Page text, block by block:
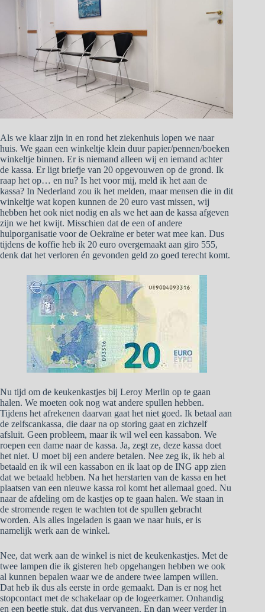
Als we klaar zijn in en rond het ziekenhuis lopen we naar
huis. We gaan een winkeltje klein duur papier/pennen/boeken
winkeltje binnen. Er is niemand alleen wij en iemand achter
de kassa. Er ligt briefje van 20 opgevouwen op de grond. Ik
raap het op… en nu? Is het voor mij, meld ik het aan de
kassa? In Nederland zou ik het melden, maar mensen die in dit
winkeltje wat kopen kunnen de 20 euro vast missen, wij
hebben het ook niet nodig en als we het aan de kassa afgeven
zijn we het kwijt. Misschien dat de een of andere
hulporganisatie voor de Oekraïne er beter wat mee kan. Dus
tijdens de koffie heb ik 20 euro overgemaakt aan giro 555,
denk dat het verloren én gevonden geld zo goed terecht komt.
Nu tijd om de keukenkastjes bij Leroy Merlin op te gaan
halen. We moeten ook nog wat andere spullen hebben.
Tijdens het afrekenen daarvan gaat het niet goed. Ik betaal aan
de zelfscankassa, die daar na op storing gaat en zichzelf
afsluit. Geen probleem, maar ik wil wel een kassabon. We
roepen een dame naar de kassa. Ja, zegt ze, deze kassa doet
het niet. U moet bij een andere betalen. Nee zeg ik, ik heb al
betaald en ik wil een kassabon en ik laat op de ING app zien
dat we betaald hebben. Na het herstarten van de kassa en het
plaatsen van een nieuwe kassa rol komt het allemaal goed. Nu
naar de afdeling om de kastjes op te gaan halen. We staan in
de stromende regen te wachten tot de spullen gebracht
worden. Als alles ingeladen is gaan we naar huis, er is
namelijk werk aan de winkel.
Nee, dat werk aan de winkel is niet de keukenkastjes. Met de
twee lampen die ik gisteren heb opgehangen hebben we ook
al kunnen bepalen waar we de andere twee lampen willen.
Dat heb ik dus als eerste in orde gemaakt. Dan is er nog het
stopcontact met de schakelaar op de logeerkamer. Onhandig
en een beetje stuk, dat dus vervangen. En dan weer verder in